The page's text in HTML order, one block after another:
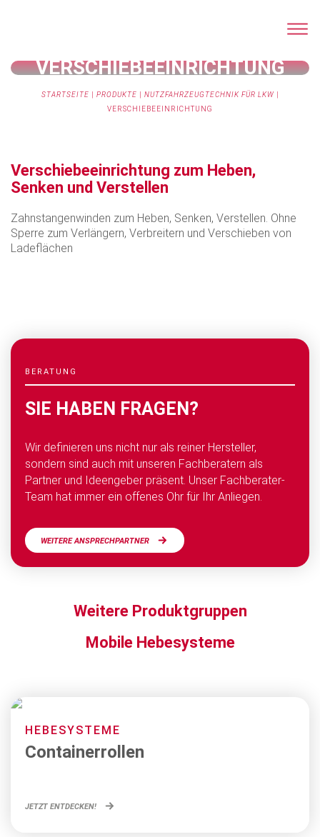
VERSCHIEBEEINRICHTUNG
STARTSEITE PRODUKTE NUTZFAHRZEUGTECHNIK FÜR LKW
VERSCHIEBEEINRICHTUNG
Verschiebeeinrichtung zum Heben,
Senken und Verstellen
Zahnstangenwinden zum Heben, Senken, Verstellen. Ohne
Sperre zum Verlängern, Verbreitern und Verschieben von
Ladeflächen
BERATUNG
SIE HABEN FRAGEN?
Wir defi­nie­ren uns nicht nur als rei­ner Hersteller,
sondern sind auch mit un­se­ren Fachbe­ra­tern als
Partner und Ide­engeber präsent. Un­ser Fachbe­ra­ter-
Team hat immer ein offenes Ohr für Ihr Anliegen.
WEITERE ANSPRECHPARTNER
Weitere Produktgruppen
Mobile Hebesysteme
HEBESYSTEME
Containerrollen
JETZT ENTDECKEN!